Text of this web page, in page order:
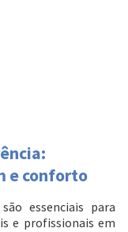
e conforto
essenciais para
e profissionais em